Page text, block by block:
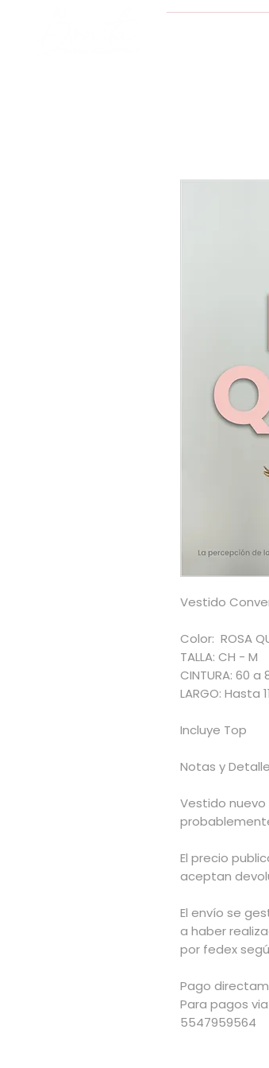
Vestido
Color: ROSA
TALLA: CH - M
CINTURA: 60 a
LARGO: Hasta
Incluye Top
Notas y
Vestido
El precio
aceptan
El envío se
a haber
por fedex
Pago
Para pagos
5547959564